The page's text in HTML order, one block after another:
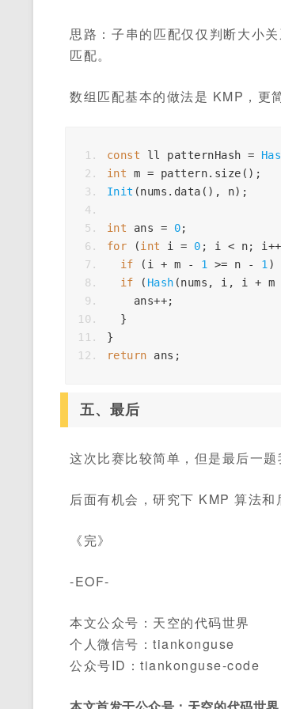
思路：子串的匹配仅仅判断大小
匹配。
数组匹配基本的做法是 KMP，更
const ll patternHash =
int
m = pattern. size ();
Init (nums . data (), n);
int ans = 0;
for
(int i = 0 ; i < n; i ++
if
( i + m - 1 >= n - 1 )
if
( Hash (nums , i , i + m
ans++;
}
}
return
ans ;
五、最后
这次比赛比较简单，但是最后一
后面有机会，研究下 KMP 算法和
《完》
-EOF-
本文公众号：天空的代码世界
个人微信号：tiankonguse
公众号ID：tiankonguse-code